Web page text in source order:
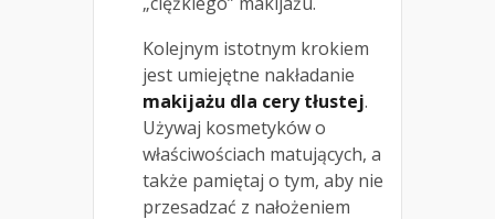
Kolejnym istotnym krokiem
jest umiejętne nakładanie
makijażu dla cery tłustej.
Używaj kosmetyków o
właściwościach matujących, a
także pamiętaj o tym, aby nie
przesadzać z nałożeniem